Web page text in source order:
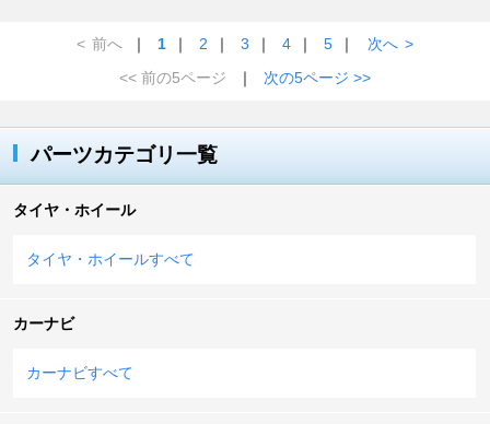
< 前へ ｜ 1 ｜ 2 ｜ 3 ｜ 4 ｜ 5 ｜ 次へ >
<< 前の5ページ
｜ 次の5ページ >>
パーツカテゴリ一覧
タイヤ・ホイール
タイヤ・ホイールすべて
カーナビ
カーナビすべて